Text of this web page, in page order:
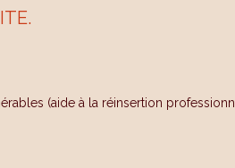
(aide à la réinsertion